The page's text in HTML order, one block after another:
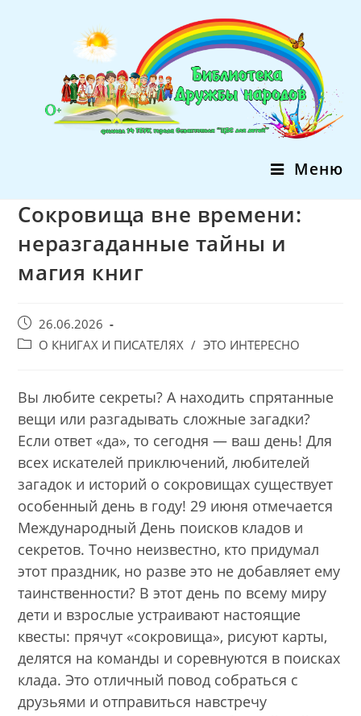
Меню
Сокровища вне времени:
неразгаданные тайны и
магия книг
Запись
опубликована:
26.06.2026
PostО КНИГАХ И ПИСАТЕЛЯХ / ЭТО ИНТЕРЕСНО
Вы любите секреты? А находить спрятанные
вещи или разгадывать сложные загадки?
Если ответ «да», то сегодня — ваш день! Для
всех искателей приключений, любителей
загадок и историй о сокровищах существует
особенный день в году! 29 июня отмечается
Международный День поисков кладов и
секретов. Точно неизвестно, кто придумал
этот праздник, но разве это не добавляет ему
таинственности? В этот день по всему миру
дети и взрослые устраивают настоящие
квесты: прячут «сокровища», рисуют карты,
делятся на команды и соревнуются в поисках
клада. Это отличный повод собраться с
друзьями и отправиться навстречу